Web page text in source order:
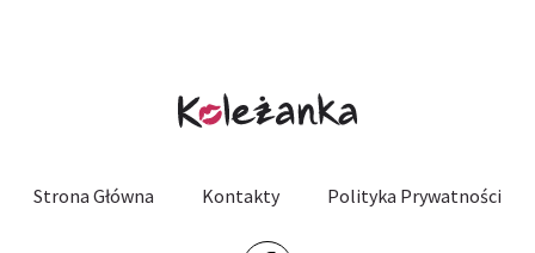
Strona Główna Kontakty Polityka Prywatności